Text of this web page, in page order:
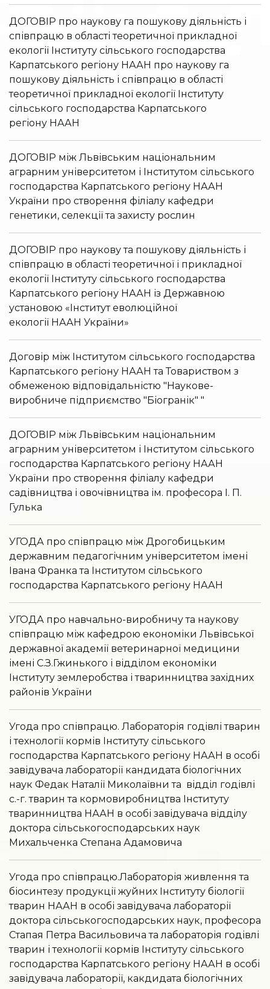
ДОГОВІР про наукову га пошукову діяльність і
співпрацю в області теоретичної прикладної
екології Інституту сільського господарства
Карпатського регіону НААН про наукову га
пошукову діяльність і співпрацю в області
теоретичної прикладної екології Інституту
сільського господарства Карпатського
регіону НААН
ДОГОВІР між Львівським національним
аграрним університетом і Інститутом сільського
господарства Карпатського регіону НААН
України про створення філіалу кафедри
генетики, селекції та захисту рослин
ДОГОВІР про наукову та пошукову діяльність і
співпрацю в області теоретичної і прикладної
екології Інституту сільського господарства
Карпатського регіону НААН із Державною
установою «Інститут еволюційної
екології НААН України»
Договір між Інститутом сільського господарства
Карпатського регіону НААН та Товариством з
обмеженою відповідальністю "Наукове-
виробниче підприємство "Біогранік" "
ДОГОВІР між Львівським національним
аграрним університетом і Інститутом сільського
господарства Карпатського регіону НААН
України про створення філіалу кафедри
садівництва і овочівництва ім. професора І. П.
Гулька
УГОДА про співпрацю між Дрогобицьким
державним педагогічним університетом імені
Івана Франка та Інститутом сільського
господарства Карпатського регіону НААН
УГОДА про навчально-виробничу та наукову
співпрацю між кафедрою економіки Львівської
державної академії ветеринарної медицини
імені С.З.Гжинького і відділом економіки
Інституту землеробства і тваринництва західних
районів України
Угода про співпрацю. Лабораторія годівлі тварин
і технології кормів Інституту сільського
господарства Карпатського регіону НААН в особі
завідувача лабораторії кандидата біологічних
наук Федак Наталії Миколаївни та відділ годівлі
с.-г. тварин та кормовиробництва Інституту
тваринництва НААН в особі завідувача відділу
доктора сільськогосподарських наук
Михальченка Степана Адамовича
Угода про співпрацю.Лабораторія живлення та
біосинтезу продукції жуйних Інституту біології
тварин НААН в особі завідувача лабораторії
доктора сільськогосподарських наук, професора
Стапая Петра Васильовича та лабораторія годівлі
тварин і технології кормів Інституту сільського
господарства Карпатського регіону НААН в особі
завідувача лабораторії, какдидата біологічних